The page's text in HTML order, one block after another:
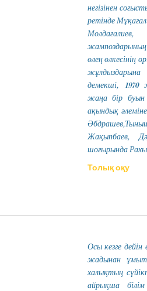
негізінен
ретінде
өлең өлкесінің
жұлдыздарына
демекші, 1970
жаңа бір буын
ақындық
Жақыпбаев,
шоғырында
Толық оқу
Осы кезге
жадынан
халықтың
айрықша